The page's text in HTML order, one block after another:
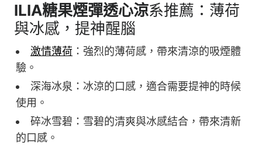
ILIA糖果煙彈透心涼系推薦：薄荷
與冰感，提神醒腦
激情薄荷：強烈的薄荷感，帶來清涼的吸煙體
驗。
深海冰泉：冰涼的口感，適合需要提神的時候
使用。
碎冰雪碧：雪碧的清爽與冰感結合，帶來清新
的口感。